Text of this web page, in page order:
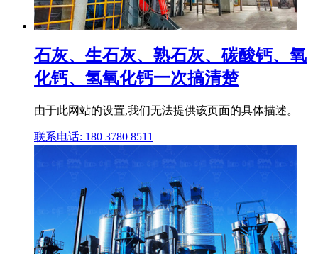
石灰、生石灰、熟石灰、碳酸钙、氧
化钙、氢氧化钙一次搞清楚
由于此网站的设置,我们无法提供该页面的具体描述。
联系电话: 180 3780 8511